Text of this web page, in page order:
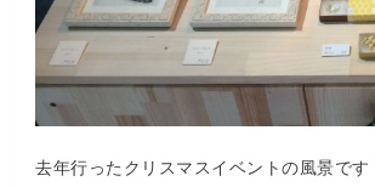
去年行ったクリスマスイベントの風景です